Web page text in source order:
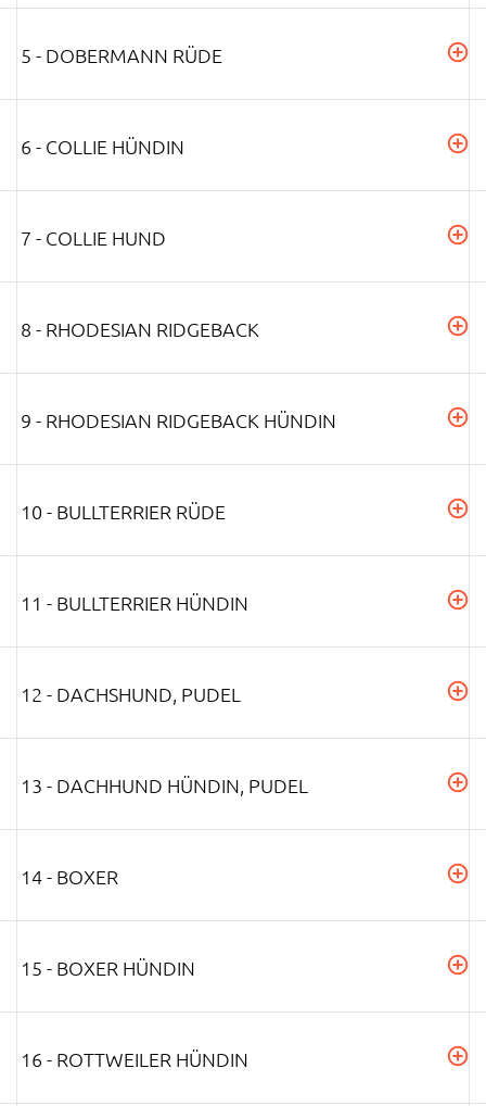
5 - DOBERMANN RÜDE
6 - COLLIE HÜNDIN
7 - COLLIE HUND
8 - RHODESIAN RIDGEBACK
9 - RHODESIAN RIDGEBACK HÜNDIN
10 - BULLTERRIER RÜDE
11 - BULLTERRIER HÜNDIN
12 - DACHSHUND, PUDEL
13 - DACHHUND HÜNDIN, PUDEL
14 - BOXER
15 - BOXER HÜNDIN
16 - ROTTWEILER HÜNDIN